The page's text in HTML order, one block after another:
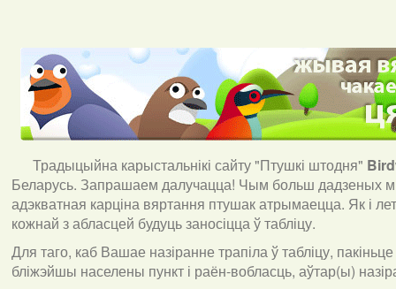
Традыцыйна карыстальнікі сайту "Птушкі штодня"
Беларусь. Запрашаем далучацца! Чым больш дадзеных
адэкватная карціна вяртання птушак атрымаецца. Як і
кожнай з абласцей будуць заносіцца ў табліцу.
Для таго, каб Вашае назіранне трапіла ў табліцу,
бліжэйшы населены пункт і раён-вобласць, аўтар(ы)